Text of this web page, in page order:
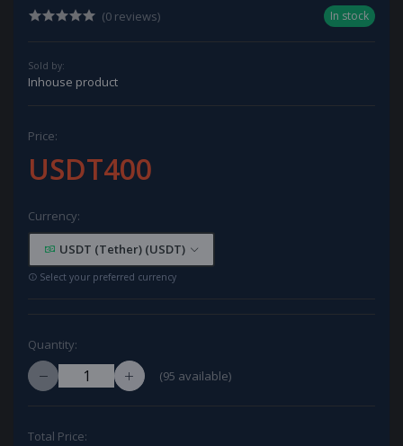
(0 reviews) In stock
Sold by:
Inhouse product
Price:
USDT400
Currency:
USDT (Tether) (USDT)
Select your preferred currency
Quantity:
(95 available)
Total Price: